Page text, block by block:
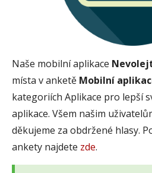
Naše mobilní aplikace
místa v anketě Mobilní
kategoriích Aplikace pro lepší
aplikace. Všem našim
děkujeme za obdržené hlasy.
ankety najdete zde.